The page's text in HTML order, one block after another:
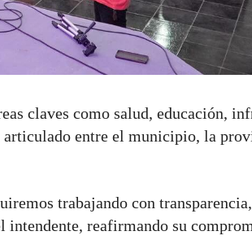
claves como salud, educación,
entre el municipio, la
trabajando con
reafirmando su